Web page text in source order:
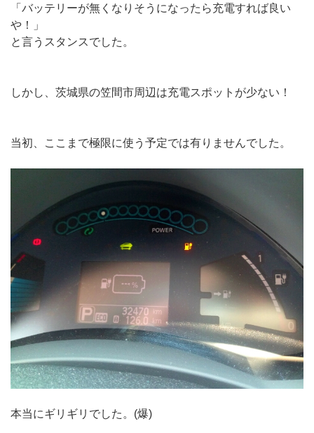
「バッテリーが無くなりそうになったら充電すれば良い
や！」
と言うスタンスでした。
しかし、茨城県の笠間市周辺は充電スポットが少ない！
当初、ここまで極限に使う予定では有りませんでした。
本当にギリギリでした。(爆)